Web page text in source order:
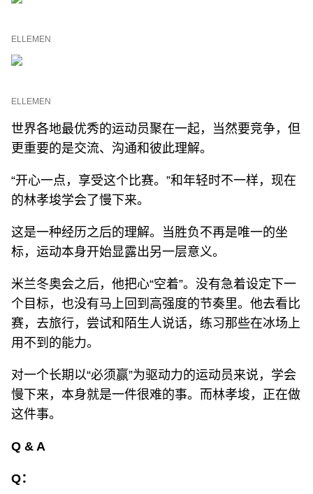
ELLEMEN
ELLEMEN
世界各地最优秀的运动员聚在一起，当然要竞争，但
更重要的是交流、沟通和彼此理解。
“开心一点，享受这个比赛。”和年轻时不一样，现在
的林孝埈学会了慢下来。
这是一种经历之后的理解。当胜负不再是唯一的坐
标，运动本身开始显露出另一层意义。
米兰冬奥会之后，他把心“空着”。没有急着设定下一
个目标，也没有马上回到高强度的节奏里。他去看比
赛，去旅行，尝试和陌生人说话，练习那些在冰场上
用不到的能力。
对一个长期以“必须赢”为驱动力的运动员来说，学会
慢下来，本身就是一件很难的事。而林孝埈，正在做
这件事。
Q & A
Q：